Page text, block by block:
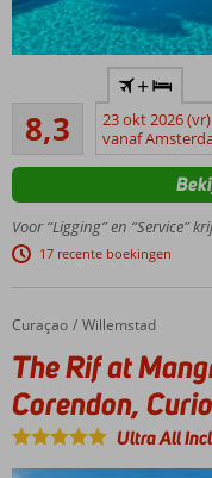
familiehotel
in Lara
voor de
beste prijs
met
privégedeelte
Ruime
familiekamers
(6 pers.) met
2
slaapkamers
Spetterpret
met 4
waterglijbanen
8,3Zeer goed
1723
beoordelingen
+
23 okt 2026 (vr)
vanaf
Voor “Ligging” en “Service”
17 recente boekingen
Home
Curaçao Willemstad
The Rif at Mangrove Beach Corendon, Curio by Hilton
The Rif at
Corendon,
Ultra All